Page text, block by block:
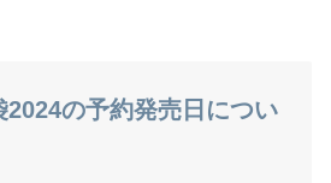
2024の予約発売日につい